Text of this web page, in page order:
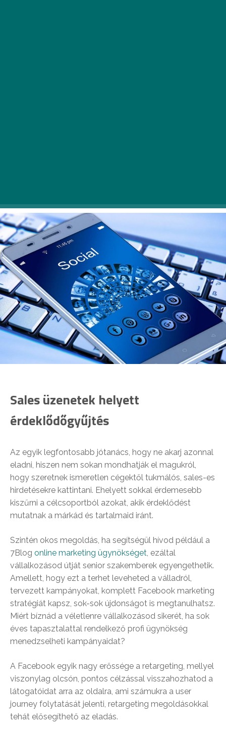
Sales üzenetek helyett
érdeklődőgyűjtés
Az egyik legfontosabb jótanács, hogy ne akarj azonnal
eladni, hiszen nem sokan mondhatják el magukról,
hogy szeretnek ismeretlen cégektől tukmálós, sales-es
hirdetésekre kattintani. Ehelyett sokkal érdemesebb
kiszűrni a célcsoportból azokat, akik érdeklődést
mutatnak a márkád és tartalmaid iránt.
Szintén okos megoldás, ha segítségül hívod például a
7Blog online marketing ügynökséget , ezáltal
vállalkozásod útját senior szakemberek egyengethetik.
Amellett, hogy ezt a terhet leveheted a válladról,
tervezett kampányokat, komplett Facebook marketing
stratégiát kapsz, sok-sok újdonságot is megtanulhatsz.
Miért bíznád a véletlenre vállalkozásod sikerét, ha sok
éves tapasztalattal rendelkező profi ügynökség
menedzselheti kampányaidat?
A Facebook egyik nagy erőssége a retargeting, mellyel
viszonylag olcsón, pontos célzással visszahozhatod a
látogatóidat arra az oldalra, ami számukra a user
journey folytatását jelenti, retargeting megoldásokkal
tehát elősegíthető az eladás.